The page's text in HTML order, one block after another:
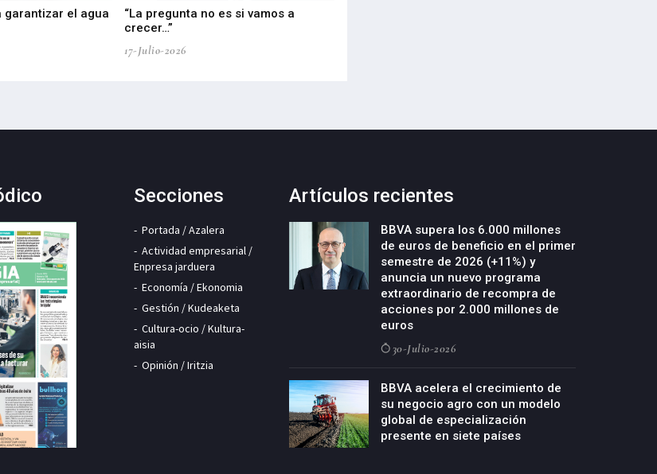
garantizar el agua
“La pregunta no es si vamos a
crecer…”
17-Julio-2026
Secciones
Portada / Azalera
Actividad empresarial /
Enpresa jarduera
Economía / Ekonomia
Gestión / Kudeaketa
Cultura-ocio / Kultura-
aisia
Opinión / Iritzia
Artículos recientes
BBVA supera los 6.000 millones
de euros de beneficio en el primer
semestre de 2026 (+11%) y
anuncia un nuevo programa
extraordinario de recompra de
acciones por 2.000 millones de
euros
30-Julio-2026
BBVA acelera el crecimiento de
su negocio agro con un modelo
global de especialización
presente en siete países